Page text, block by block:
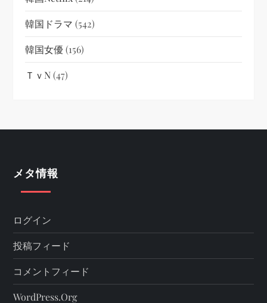
韓国ドラマ (542)
韓国女優(156)
ＴｖN(47)
メタ情報
ログイン
投稿フィード
コメントフィード
WordPress.org